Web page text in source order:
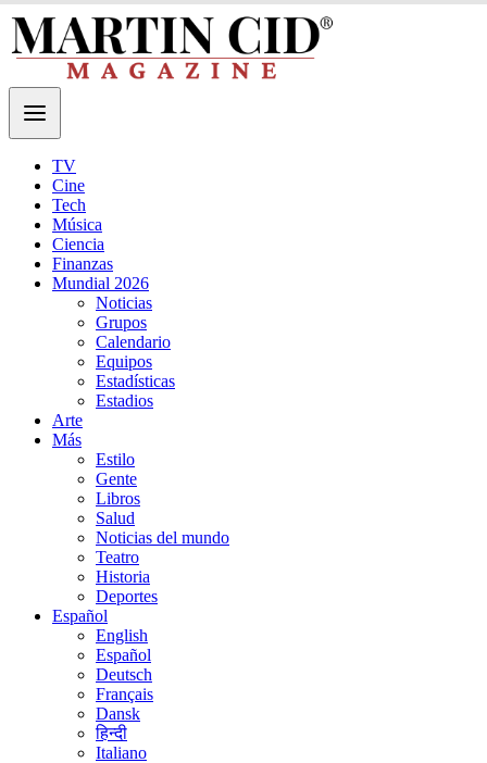
TV
Cine
Tech
Música
Ciencia
Finanzas
Mundial 2026
Noticias
Grupos
Calendario
Equipos
Estadísticas
Estadios
Arte
Más
Estilo
Gente
Libros
Salud
Noticias del mundo
Teatro
Historia
Deportes
Español
English
Español
Deutsch
Français
Dansk
हिन्दी
Italiano